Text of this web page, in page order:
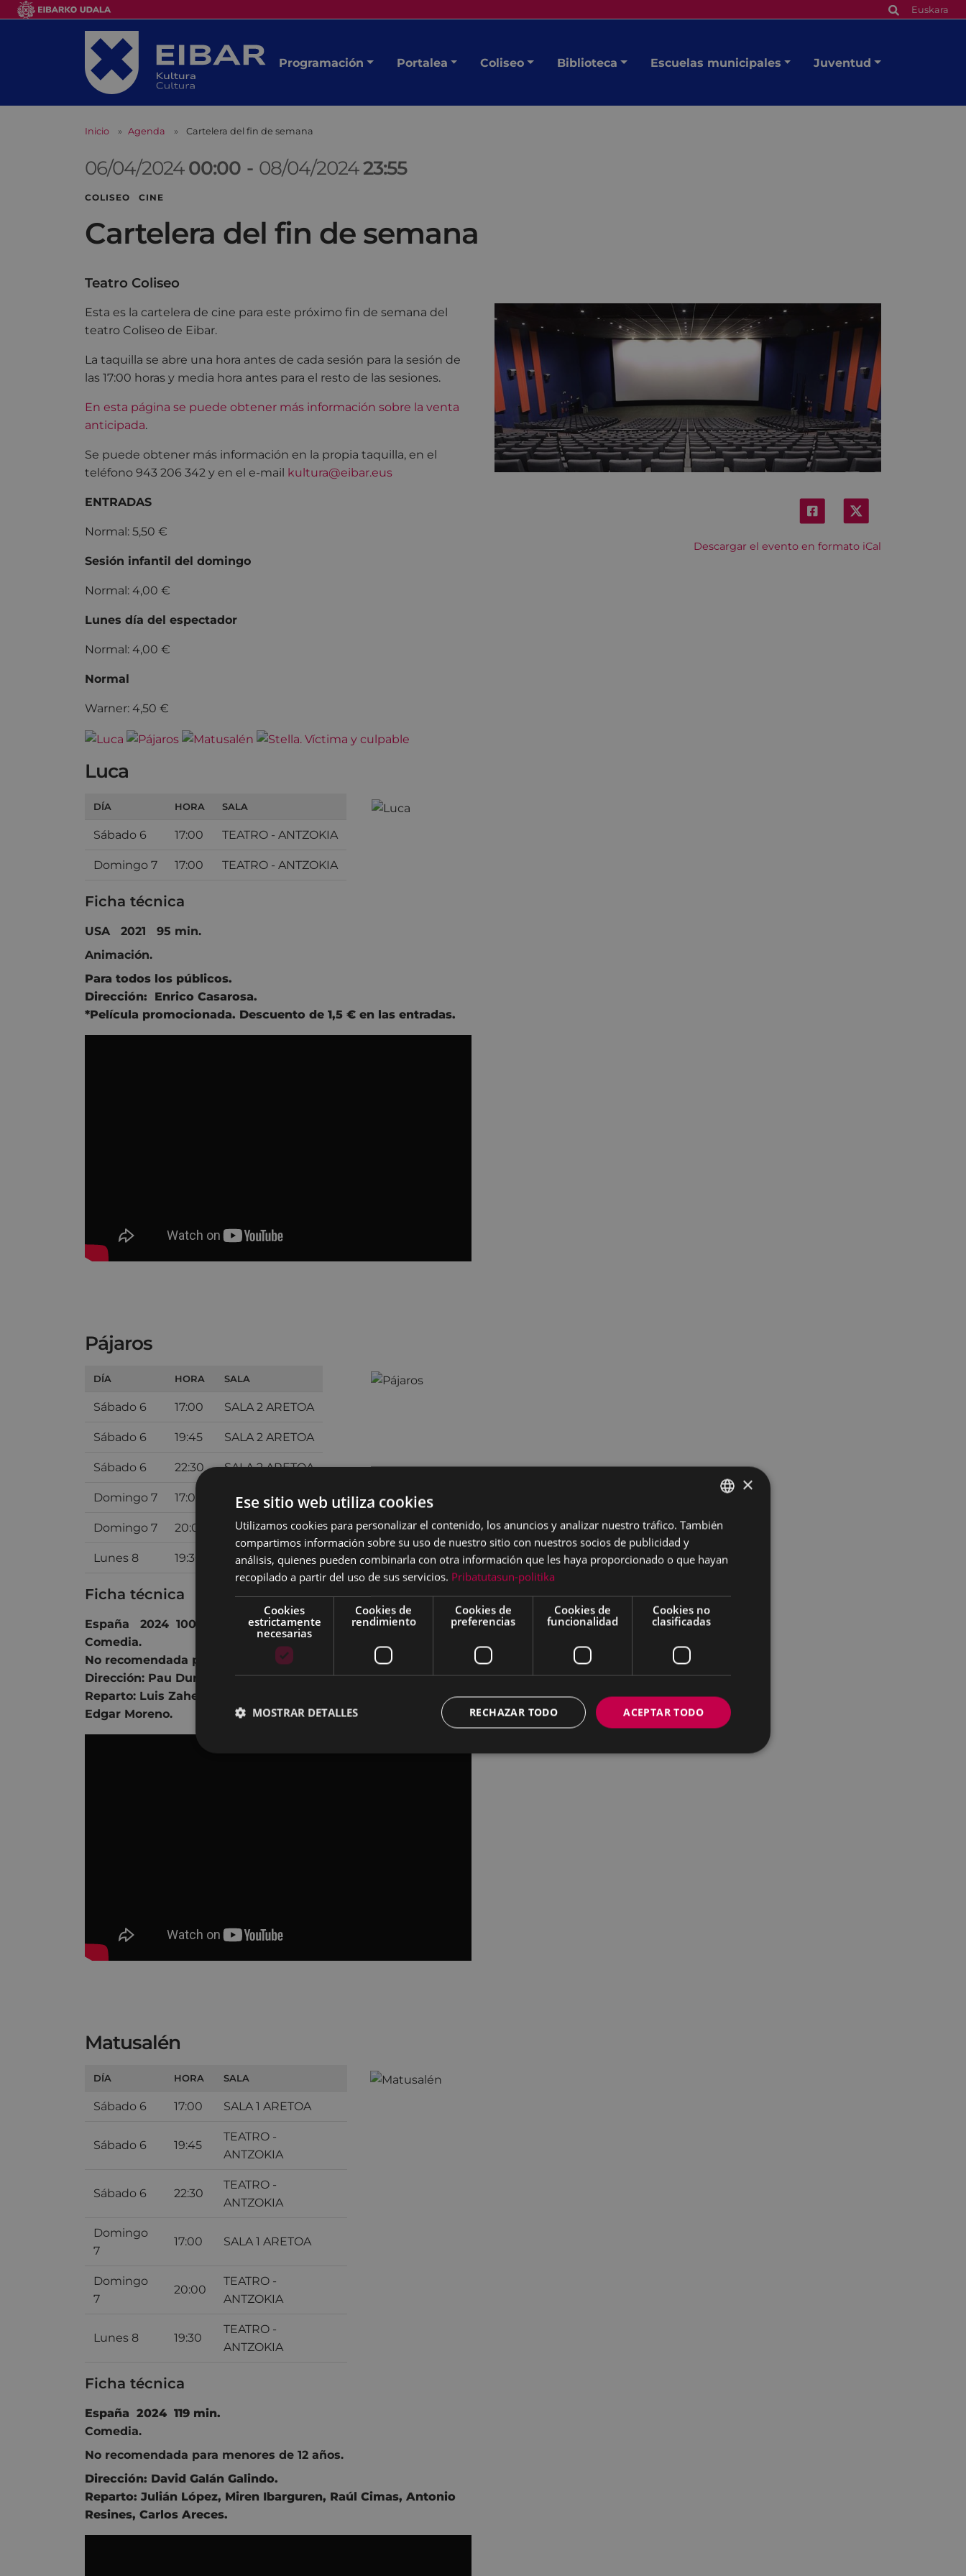
Euskara
Programación Portalea Coliseo Biblioteca Escuelas municipales Juventud
Inicio Agenda Cartelera del fin de semana
06/04/202400:00 - 08/04/202423:55
COLISEO CINE
Cartelera del fin de semana
Teatro Coliseo
Descargar el evento en formato iCal
Esta es la cartelera de cine para este próximo fin de semana del
teatro Coliseo de Eibar.
La taquilla se abre una hora antes de cada sesión para la sesión de
las 17:00 horas y media hora antes para el resto de las sesiones.
En esta página se puede obtener más información sobre la venta
anticipada.
Se puede obtener más información en la propia taquilla, en el
teléfono 943 206 342 y en el e-mail kultura@eibar.eus
ENTRADAS
Normal: 5,50 €
Sesión infantil del domingo
Normal: 4,00 €
Lunes día del espectador
Normal: 4,00 €
Normal
Warner: 4,50 €
Luca
DÍA HORA SALA
Sábado 6 17:00 TEATRO - ANTZOKIA
Domingo 7 17:00 TEATRO - ANTZOKIA
Ficha técnica
USA 2021 95 min.
Animación.
Para todos los públicos.
Dirección: Enrico Casarosa.
*Película promocionada. Descuento de 1,5 € en las entradas.
Pájaros
DÍA HORA SALA
Sábado 6 17:00 SALA 2 ARETOA
Sábado 6 19:45 SALA 2 ARETOA
Sábado 6 22:30 SALA 2 ARETOA
Domingo 7 17:00 SALA 2 ARETOA
Domingo 7 20:00 SALA 2 ARETOA
Lunes 8 19:30 SALA 2 ARETOA
Ficha técnica
España 2024 100 min.
Comedia.
No recomendada para menores de 12 años.
Dirección: Pau Durà.
Reparto: Luis Zahera,
Edgar Moreno.
Matusalén
DÍA HORA SALA
Sábado 6 17:00 SALA 1 ARETOA
Sábado 6 19:45
TEATRO -
ANTZOKIA
Sábado 6 22:30
TEATRO -
ANTZOKIA
Domingo
7
17:00 SALA 1 ARETOA
Domingo
7
20:00
TEATRO -
ANTZOKIA
Lunes 8 19:30
TEATRO -
ANTZOKIA
Ficha técnica
España 2024 119 min.
Comedia.
No recomendada para menores de 12 años.
Dirección: David Galán Galindo.
Reparto: Julián López, Miren Ibarguren, Raúl Cimas, Antonio
Resines, Carlos Areces.
BASQUE
×
Ese sitio web utiliza cookies
Utilizamos cookies para personalizar el contenido, los anuncios y analizar nuestro tráfico. También
compartimos información sobre su uso de nuestro sitio con nuestros socios de publicidad y
análisis, quienes pueden combinarla con otra información que les haya proporcionado o que hayan
recopilado a partir del uso de sus servicios. Pribatutasun-politika
Cookies
estrictamente
necesarias
Cookies de
rendimiento
Cookies de
preferencias
Cookies de
funcionalidad
Cookies no
clasificadas
ACEPTAR TODO
RECHAZAR TODO
MOSTRAR DETALLES